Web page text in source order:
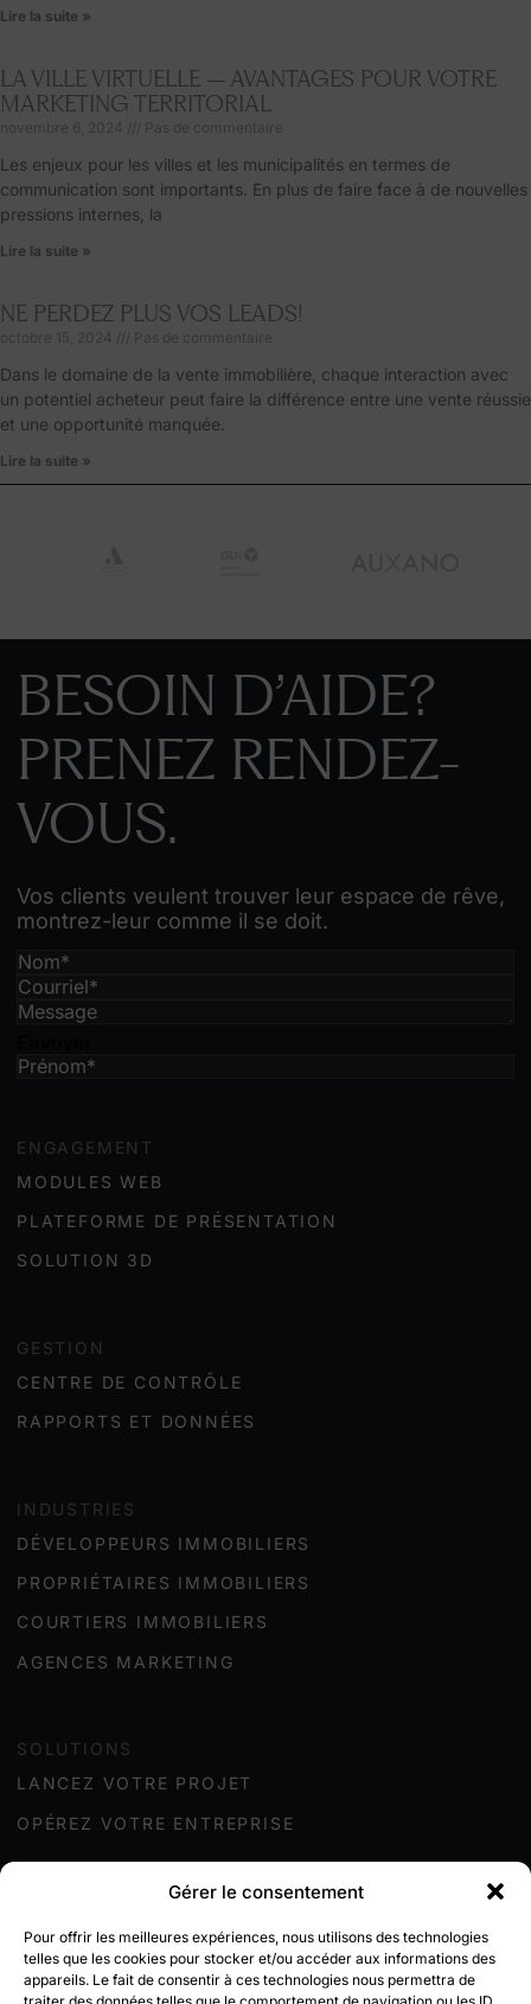
Gérer le consentement
Pour offrir les meilleures expériences, nous utilisons des technologies
telles que les cookies pour stocker et/ou accéder aux informations des
appareils. Le fait de consentir à ces technologies nous permettra de
Lire la suite »
LA VILLE VIRTUELLE – AVANTAGES POUR VOTRE
MARKETING TERRITORIAL
novembre 6, 2024 Pas de commentaire
Les enjeux pour les villes et les municipalités en termes de
communication sont importants. En plus de faire face à de nouvelles
pressions internes, la
Lire la suite »
NE PERDEZ PLUS VOS LEADS!
octobre 15, 2024 Pas de commentaire
Dans le domaine de la vente immobilière, chaque interaction avec
un potentiel acheteur peut faire la différence entre une vente réussie
et une opportunité manquée.
Lire la suite »
BESOIN D’AIDE?
PRENEZ RENDEZ-
VOUS.
Vos clients veulent trouver leur espace de rêve,
montrez-leur comme il se doit.
ENGAGEMENT
MODULES WEB
PLATEFORME DE PRÉSENTATION
SOLUTION 3D
GESTION
CENTRE DE CONTRÔLE
RAPPORTS ET DONNÉES
INDUSTRIES
DÉVELOPPEURS IMMOBILIERS
PROPRIÉTAIRES IMMOBILIER S
COURTIERS IMMOBILIERS
AGENCES MARKETING
SOLUTIONS
LANCEZ VOTRE PROJET
OPÉREZ VOTRE ENTREPRISE
À PROPOS
BLOGUE